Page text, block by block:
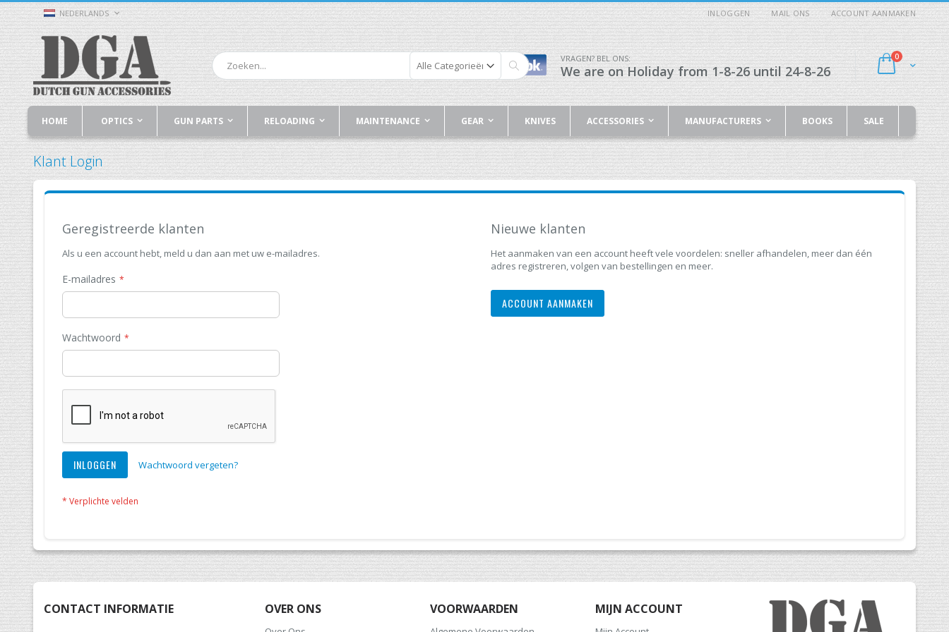
Ga
naar
de
inhoud
TAALNEDERLANDS INLOGGEN MAIL ONS ACCOUNT AANMAKEN
Cart
0producten
Zoek
Zoek
VRAGEN? BEL ONS:
We are on Holiday from 1-8-26 until 24-8-26
HOME OPTICS GUN PARTS RELOADING MAINTENANCE GEAR KNIVES ACCESSORIES MANUFACTURERS BOOKS SALE
Klant Login
Geregistreerde klanten
Als u een account hebt, meld u dan aan met uw e-mailadres.
E-mailadres
Wachtwoord
INLOGGEN Wachtwoord vergeten?
Nieuwe klanten
Het aanmaken van een account heeft vele voordelen: sneller afhandelen, meer dan één
adres registreren, volgen van bestellingen en meer.
ACCOUNT AANMAKEN
CONTACT INFORMATIE OVER ONS VOORWAARDEN MIJN ACCOUNT